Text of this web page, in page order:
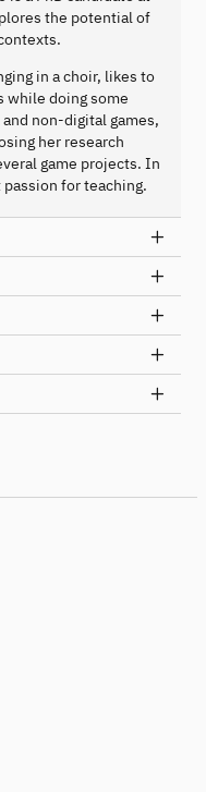
the potential of
in a choir, likes to
while doing some
non-digital games,
her research
game projects. In
for teaching.